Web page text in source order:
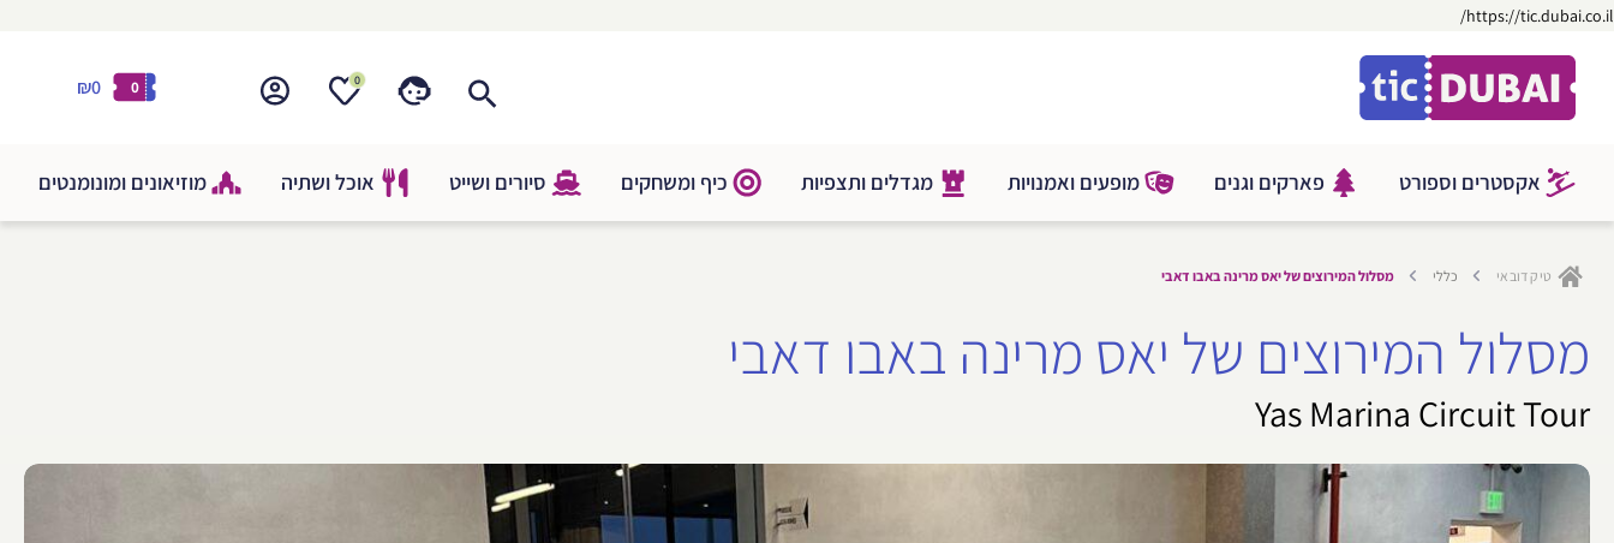
https://tic.dubai.co.il/
דילוג
0
0
₪0
אקסטרים וספורט פארקים וגנים מופעים ואמנויות מגדלים ותצפיות כיף ומשחקים סיורים ושייט אוכל ושתיה מוזיאונים ומונומנטים
טיק דובאי כללי מסלול המירוצים של יאס מרינה באבו דאבי
מסלול המירוצים של יאס מרינה באבו דאבי
Yas Marina Circuit Tour